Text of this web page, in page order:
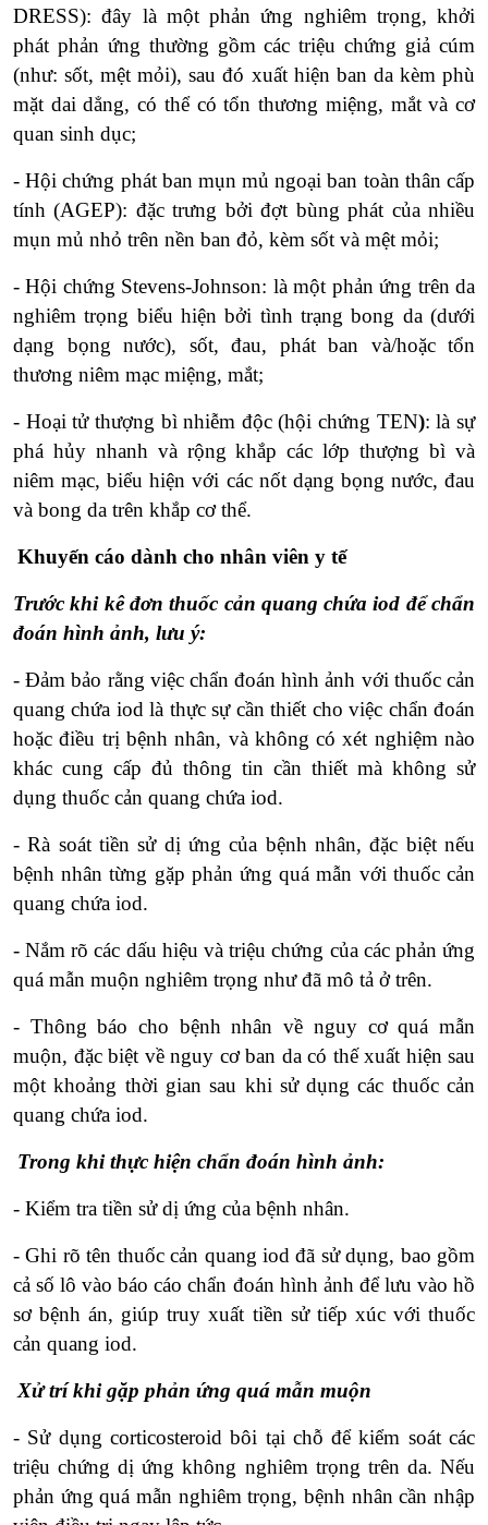
DRESS): đây là một phản ứng nghiêm trọng, khởi
phát phản ứng thường gồm các triệu chứng giả cúm
(như: sốt, mệt mỏi), sau đó xuất hiện ban da kèm phù
mặt dai dẳng, có thể có tổn thương miệng, mắt và cơ
quan sinh dục;
- Hội chứng phát ban mụn mủ ngoại ban toàn thân cấp
tính (AGEP): đặc trưng bởi đợt bùng phát của nhiều
mụn mủ nhỏ trên nền ban đỏ, kèm sốt và mệt mỏi;
- Hội chứng Stevens-Johnson: là một phản ứng trên da
nghiêm trọng biểu hiện bởi tình trạng bong da (dưới
dạng bọng nước), sốt, đau, phát ban và/hoặc tổn
thương niêm mạc miệng, mắt;
- Hoại tử thượng bì nhiễm độc (hội chứng TEN): là sự
phá hủy nhanh và rộng khắp các lớp thượng bì và
niêm mạc, biểu hiện với các nốt dạng bọng nước, đau
và bong da trên khắp cơ thể.
Khuyến cáo dành cho nhân viên y tế
Trước khi kê đơn thuốc cản quang chứa iod để chẩn
đoán hình ảnh, lưu ý:
- Đảm bảo rằng việc chẩn đoán hình ảnh với thuốc cản
quang chứa iod là thực sự cần thiết cho việc chẩn đoán
hoặc điều trị bệnh nhân, và không có xét nghiệm nào
khác cung cấp đủ thông tin cần thiết mà không sử
dụng thuốc cản quang chứa iod.
- Rà soát tiền sử dị ứng của bệnh nhân, đặc biệt nếu
bệnh nhân từng gặp phản ứng quá mẫn với thuốc cản
quang chứa iod.
- Nắm rõ các dấu hiệu và triệu chứng của các phản ứng
quá mẫn muộn nghiêm trọng như đã mô tả ở trên.
- Thông báo cho bệnh nhân về nguy cơ quá mẫn
muộn, đặc biệt về nguy cơ ban da có thế xuất hiện sau
một khoảng thời gian sau khi sử dụng các thuốc cản
quang chứa iod.
Trong khi thực hiện chẩn đoán hình ảnh:
- Kiểm tra tiền sử dị ứng của bệnh nhân.
- Ghi rõ tên thuốc cản quang iod đã sử dụng, bao gồm
cả số lô vào báo cáo chẩn đoán hình ảnh để lưu vào hồ
sơ bệnh án, giúp truy xuất tiền sử tiếp xúc với thuốc
cản quang iod.
Xử trí khi gặp phản ứng quá mẫn muộn
- Sử dụng corticosteroid bôi tại chỗ để kiểm soát các
triệu chứng dị ứng không nghiêm trọng trên da. Nếu
phản ứng quá mẫn nghiêm trọng, bệnh nhân cần nhập